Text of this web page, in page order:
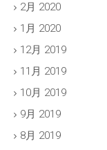
2月 2020
1月 2020
12月 2019
11月 2019
10月 2019
9月 2019
8月 2019